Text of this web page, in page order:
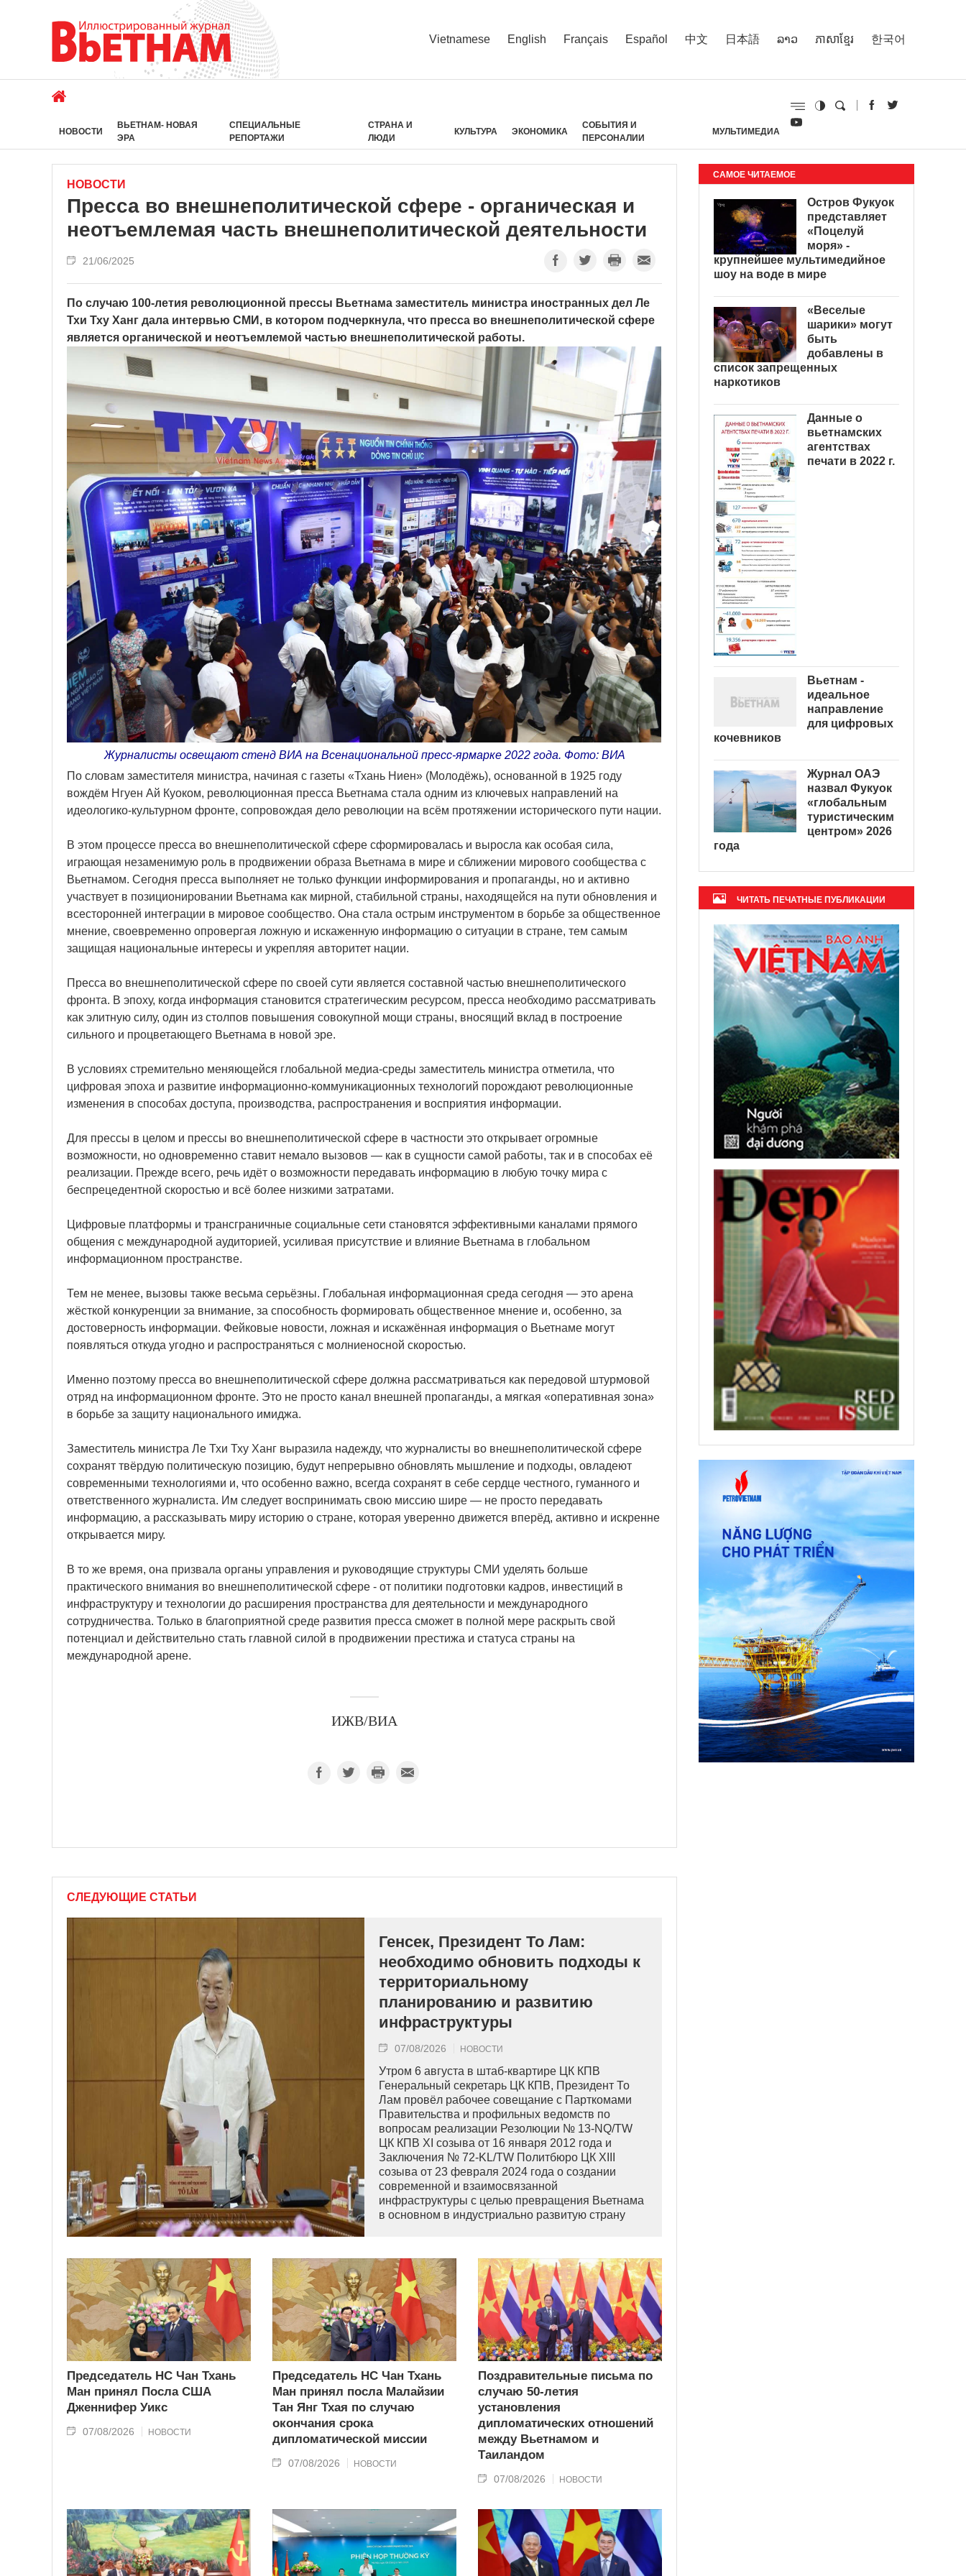
Vietnamese English Français Español 中文 日本語 ລາວ ភាសាខ្មែរ 한국어
НОВОСТИ
ВЬЕТНАМ- НОВАЯ
ЭРА
СПЕЦИАЛЬНЫЕ
РЕПОРТАЖИ
СТРАНА И
ЛЮДИ
КУЛЬТУРА ЭКОНОМИКА
СОБЫТИЯ И
ПЕРСОНАЛИИ
МУЛЬТИМЕДИА
НОВОСТИ
Пресса во внешнеполитической сфере - органическая и
неотъемлемая часть внешнеполитической деятельности
21/06/2025
По случаю 100-летия революционной прессы Вьетнама заместитель министра иностранных дел Ле
Тхи Тху Ханг дала интервью СМИ, в котором подчеркнула, что пресса во внешнеполитической сфере
является органической и неотъемлемой частью внешнеполитической работы.
Журналисты освещают стенд ВИА на Всенациональной пресс-ярмарке 2022 года. Фото: ВИА
По словам заместителя министра, начиная с газеты «Тхань Ниен» (Молодёжь), основанной в 1925 году
вождём Нгуен Ай Куоком, революционная пресса Вьетнама стала одним из ключевых направлений на
идеологико-культурном фронте, сопровождая дело революции на всём протяжении исторического пути нации.
В этом процессе пресса во внешнеполитической сфере сформировалась и выросла как особая сила,
играющая незаменимую роль в продвижении образа Вьетнама в мире и сближении мирового сообщества с
Вьетнамом. Сегодня пресса выполняет не только функции информирования и пропаганды, но и активно
участвует в позиционировании Вьетнама как мирной, стабильной страны, находящейся на пути обновления и
всесторонней интеграции в мировое сообщество. Она стала острым инструментом в борьбе за общественное
мнение, своевременно опровергая ложную и искаженную информацию о ситуации в стране, тем самым
защищая национальные интересы и укрепляя авторитет нации.
Пресса во внешнеполитической сфере по своей сути является составной частью внешнеполитического
фронта. В эпоху, когда информация становится стратегическим ресурсом, пресса необходимо рассматривать
как элитную силу, один из столпов повышения совокупной мощи страны, вносящий вклад в построение
сильного и процветающего Вьетнама в новой эре.
В условиях стремительно меняющейся глобальной медиа-среды заместитель министра отметила, что
цифровая эпоха и развитие информационно-коммуникационных технологий порождают революционные
изменения в способах доступа, производства, распространения и восприятия информации.
Для прессы в целом и прессы во внешнеполитической сфере в частности это открывает огромные
возможности, но одновременно ставит немало вызовов — как в сущности самой работы, так и в способах её
реализации. Прежде всего, речь идёт о возможности передавать информацию в любую точку мира с
беспрецедентной скоростью и всё более низкими затратами.
Цифровые платформы и трансграничные социальные сети становятся эффективными каналами прямого
общения с международной аудиторией, усиливая присутствие и влияние Вьетнама в глобальном
информационном пространстве.
Тем не менее, вызовы также весьма серьёзны. Глобальная информационная среда сегодня — это арена
жёсткой конкуренции за внимание, за способность формировать общественное мнение и, особенно, за
достоверность информации. Фейковые новости, ложная и искажённая информация о Вьетнаме могут
появляться откуда угодно и распространяться с молниеносной скоростью.
Именно поэтому пресса во внешнеполитической сфере должна рассматриваться как передовой штурмовой
отряд на информационном фронте. Это не просто канал внешней пропаганды, а мягкая «оперативная зона»
в борьбе за защиту национального имиджа.
Заместитель министра Ле Тхи Тху Ханг выразила надежду, что журналисты во внешнеполитической сфере
сохранят твёрдую политическую позицию, будут непрерывно обновлять мышление и подходы, овладеют
современными технологиями и, что особенно важно, всегда сохранят в себе сердце честного, гуманного и
ответственного журналиста. Им следует воспринимать свою миссию шире — не просто передавать
информацию, а рассказывать миру историю о стране, которая уверенно движется вперёд, активно и искренне
открывается миру.
В то же время, она призвала органы управления и руководящие структуры СМИ уделять больше
практического внимания во внешнеполитической сфере - от политики подготовки кадров, инвестиций в
инфраструктуру и технологии до расширения пространства для деятельности и международного
сотрудничества. Только в благоприятной среде развития пресса сможет в полной мере раскрыть свой
потенциал и действительно стать главной силой в продвижении престижа и статуса страны на
международной арене.
ИЖВ/ВИА
СЛЕДУЮЩИЕ СТАТЬИ
Генсек, Президент То Лам:
необходимо обновить подходы к
территориальному
планированию и развитию
инфраструктуры
07/08/2026 НОВОСТИ
Утром 6 августа в штаб-квартире ЦК КПВ
Генеральный секретарь ЦК КПВ, Президент То
Лам провёл рабочее совещание с Парткомами
Правительства и профильных ведомств по
вопросам реализации Резолюции № 13-NQ/TW
ЦК КПВ XI созыва от 16 января 2012 года и
Заключения № 72-KL/TW Политбюро ЦК XIII
созыва от 23 февраля 2024 года о создании
современной и взаимосвязанной
инфраструктуры с целью превращения Вьетнама
в основном в индустриально развитую страну
Председатель НС Чан Тхань
Ман принял Посла США
Дженнифер Уикс
07/08/2026 НОВОСТИ
Председатель НС Чан Тхань
Ман принял посла Малайзии
Тан Янг Тхая по случаю
окончания срока
дипломатической миссии
07/08/2026 НОВОСТИ
Поздравительные письма по
случаю 50-летия
установления
дипломатических отношений
между Вьетнамом и
Таиландом
07/08/2026 НОВОСТИ
САМОЕ ЧИТАЕМОЕ
Остров Фукуок
представляет
«Поцелуй
моря» -
крупнейшее мультимедийное
шоу на воде в мире
«Веселые
шарики» могут
быть
добавлены в
список запрещенных
наркотиков
Данные о
вьетнамских
агентствах
печати в 2022 г.
Вьетнам -
идеальное
направление
для цифровых
кочевников
Журнал ОАЭ
назвал Фукуок
«глобальным
туристическим
центром» 2026
года
ЧИТАТЬ ПЕЧАТНЫЕ ПУБЛИКАЦИИ